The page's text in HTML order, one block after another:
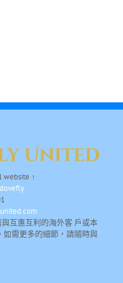
website ↑
互惠互利的海外客 戶或本
如需更多的細節，請隨時與